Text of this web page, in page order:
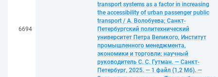
6694
transport systems as a factor in increasing
the accessibility of urban passenger public
transport / А. Волобуева; Санкт-
Петербургский политехнический
университет Петра Великого, Институт
промышленного менеджмента,
экономики и торговли; научный
руководитель С. С. Гутман. — Санкт-
Петербург, 2025. — 1 файл (1,2 Мб). —